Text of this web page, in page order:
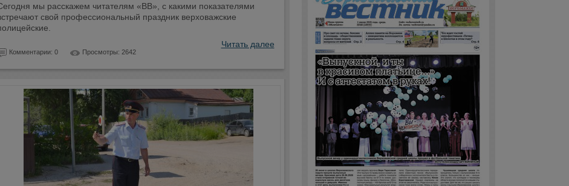
мы расскажем читателям «ВВ», с какими показателями
свой профессиональный праздник верховажские
Читать далее
Комментарии: 0 Просмотры: 2642